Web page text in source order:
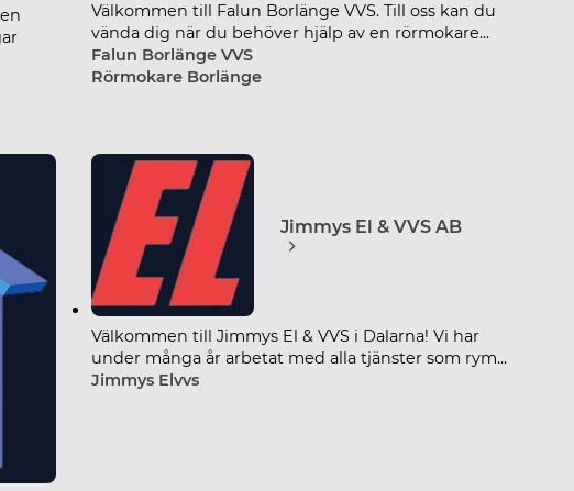
Välkommen till Falun Borlänge VVS. Till oss kan du
vända dig när du behöver hjälp av en rörmokare...
Falun Borlänge VVS
Rörmokare Borlänge
Dalarna VVS & Värmeteknik AB
Jimmys El & VVS AB
Välkommen till Jimmys El & VVS i Dalarna! Vi har
under många år arbetat med alla tjänster som rym...
Jimmys Elvvs